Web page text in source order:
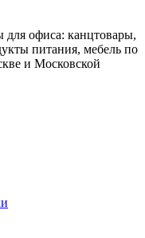
для офиса: канцтовары,
питания, мебель по
и Московской